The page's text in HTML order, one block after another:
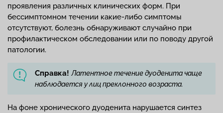
проявления различных клинических форм. При
бессимптомном течении какие-либо симптомы
отсутствуют, болезнь обнаруживают случайно при
профилактическом обследовании или по поводу другой
патологии.
Справка! Латентное течение дуоденита чаще
наблюдается у лиц преклонного возраста.
На фоне хронического дуоденита нарушается синтез